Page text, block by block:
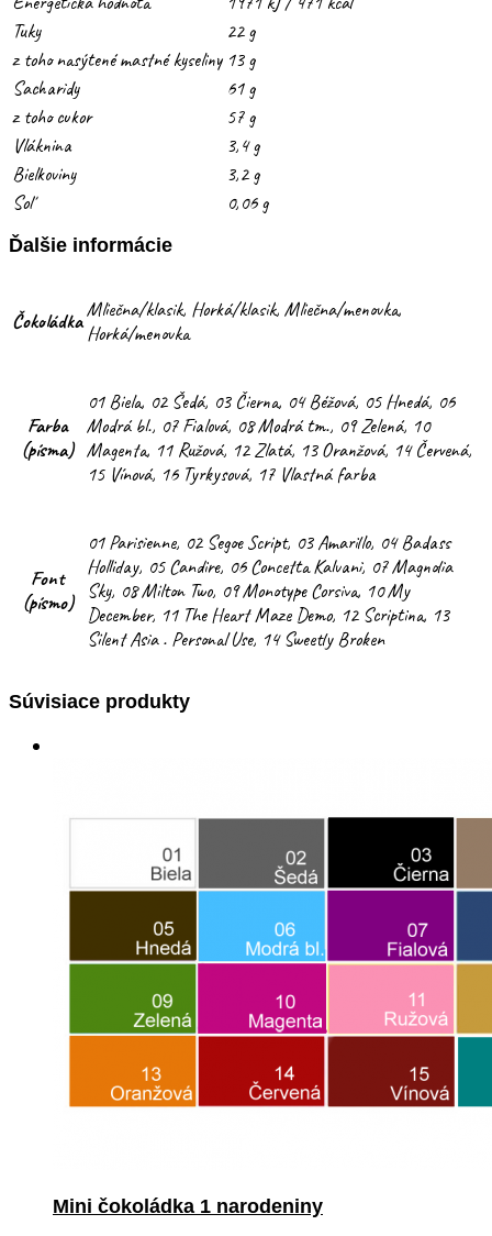
Tuky
22 g
z toho nasýtené mastné kyseliny 13 g
Sacharidy
61 g
z toho cukor
57 g
Vláknina
3,4 g
Bielkoviny
3,2 g
Soľ
0,06 g
Ďalšie informácie
ČokoládkaMliečna/klasik, Horká/klasik, Mliečna/menovka,
Horká/menovka
Farba
(písma)
01 Biela, 02 Šedá, 03 Čierna, 04 Béžová, 05 Hnedá, 06
Modrá bl., 07 Fialová, 08 Modrá tm., 09 Zelená, 10
Magenta, 11 Ružová, 12 Zlatá, 13 Oranžová, 14 Červená,
15 Vínová, 16 Tyrkysová, 17 Vlastná farba
Font
(písmo)
01 Parisienne, 02 Segoe Script, 03 Amarillo, 04 Badass
Holliday, 05 Candire, 06 Concetta Kalvani, 07 Magnolia
Sky, 08 Milton Two, 09 Monotype Corsiva, 10 My
December, 11 The Heart Maze Demo, 12 Scriptina, 13
Silent Asia . Personal Use, 14 Sweetly Broken
Súvisiace produkty
Mini čokoládka 1 narodeniny